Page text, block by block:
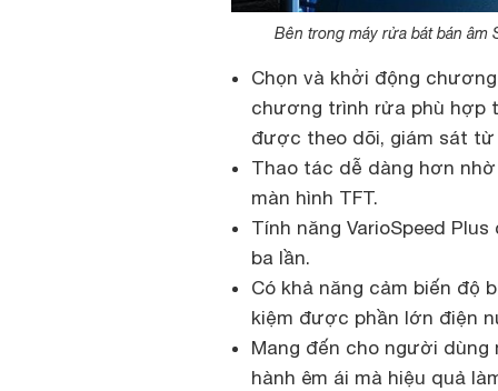
Bên trong máy rửa bát bán
Chọn và khởi động
chương trình rửa phù hợp
được theo dõi, giám sát từ
Thao tác dễ dàng hơn
màn hình TFT.
Tính năng VarioSpeed
ba lần.
Có khả năng cảm biến độ
kiệm được phần lớn điện
Mang đến cho người dùng
hành êm ái mà hiệu quả